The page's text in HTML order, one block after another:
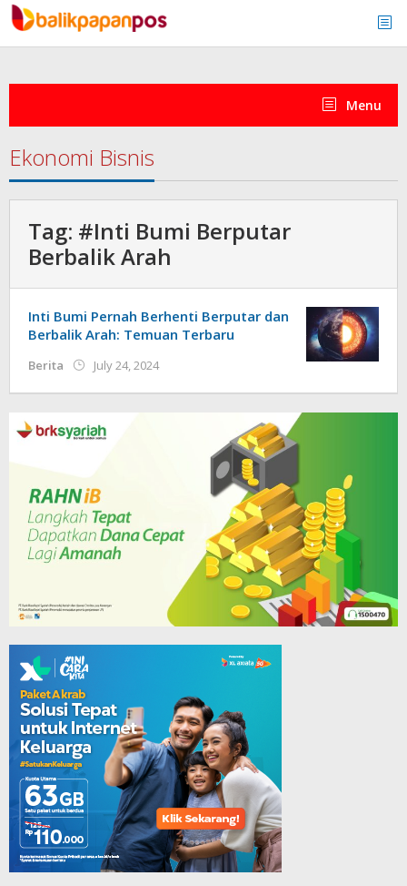
Skip
to
content
Menu
Ekonomi Bisnis
Tag: #Inti Bumi Berputar
Berbalik Arah
Inti Bumi Pernah Berhenti Berputar dan
Berbalik Arah: Temuan Terbaru
Berita July 24, 2024by